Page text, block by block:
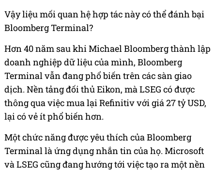
Vậy liệu mối quan hệ hợp tác này có thể đánh bại
Bloomberg Terminal?
Hơn 40 năm sau khi Michael Bloomberg thành lập
doanh nghiệp dữ liệu của mình, Bloomberg
Terminal vẫn đang phổ biến trên các sàn giao
dịch. Nền tảng đối thủ Eikon, mà LSEG có được
thông qua việc mua lại Refinitiv với giá 27tỷ USD,
lại có vẻ ít phổ biến hơn.
Một chức năng được yêu thích của Bloomberg
Terminal là ứng dụng nhắn tin của họ. Microsoft
và LSEG cũng đang hướng tới việc tạo ra một nền